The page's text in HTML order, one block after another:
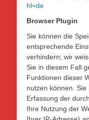
hl=de
Browser Plugin
Sie können die
entsprechende
verhindern; wir
Sie in diesem Fall
Funktionen dieser
nutzen können.
Erfassung der
Ihre Nutzung der